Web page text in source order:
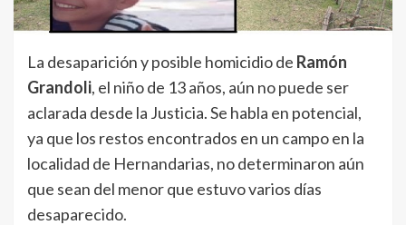
La desaparición y posible homicidio de Ramón
Grandoli, el niño de 13 años, aún no puede ser
aclarada desde la Justicia. Se habla en potencial,
ya que los restos encontrados en un campo en la
localidad de Hernandarias, no determinaron aún
que sean del menor que estuvo varios días
desaparecido.